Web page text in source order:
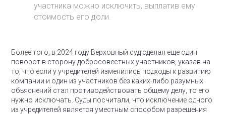
участника можно исключить, выплатив ему
стоимость его доли.
Более того, в 2024 году Верховный суд сделал еще один
поворот в сторону добросовестных участников, указав на
то, что если у учредителей изменились подходы к развитию
компании и один из участников без каких-либо разумных
объяснений стал противодействовать общему делу, то его
нужно исключать. Суды посчитали, что исключение одного
из учредителей является уместным способом разрешения